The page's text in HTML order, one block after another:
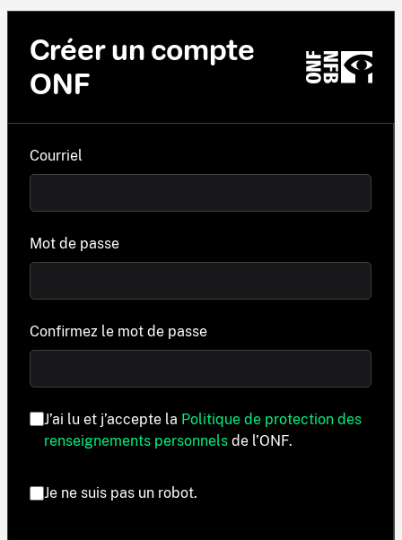
Créer un compte
ONF
Courriel
Mot de passe
Confirmez le mot de passe
J’ai lu et j’accepte la Politique de protection des
renseignements personnels de l’ONF.
Je ne suis pas un robot.